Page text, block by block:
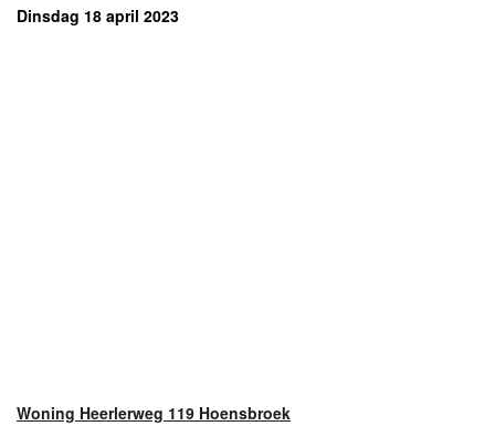
Dinsdag 18 april 2023
Woning Heerlerweg 119 Hoensbroek